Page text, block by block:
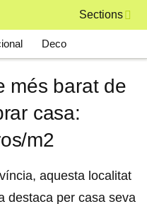
Sections
Deco
més barat de
casa:
m2
aquesta localitat
destaca per casa seva